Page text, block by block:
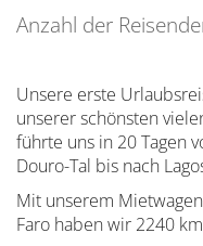
Anzahl der
Unsere erste
unserer schönsten
führte uns in 20 Tagen
Douro-Tal bis nach
Mit unserem
Faro haben wir 2240